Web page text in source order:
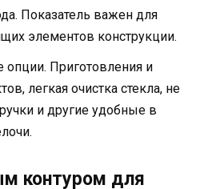
Показатель важен для
элементов конструкции.
Приготовления и
легкая очистка стекла, не
и другие удобные в
контуром для